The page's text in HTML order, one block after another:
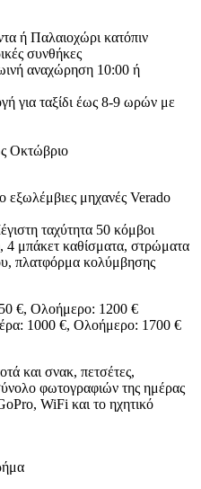
ή Παλαιοχώρι κατόπιν
συνθήκες
αναχώρηση 10:00 ή
για ταξίδι έως 8-9 ωρών με
Οκτώβριο
μηχανές Verado
ταχύτητα 50 κόμβοι
4 μπάκετ καθίσματα, στρώματα
πλατφόρμα κολύμβησης
€, Ολοήμερο: 1200 €
1000 €, Ολοήμερο: 1700 €
και σνακ, πετσέτες,
φωτογραφιών της ημέρας
WiFi και το ηχητικό